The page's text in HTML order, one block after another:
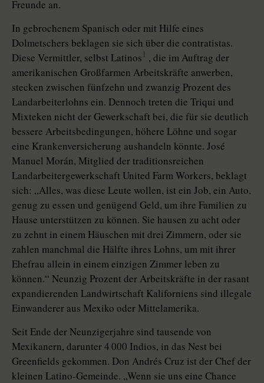
Freunde an.
In gebrochenem Spanisch oder mit Hilfe eines
Dolmetschers beklagen sie sich über die contratistas.
Diese Vermittler, selbst Latinos 1 , die im Auftrag der
amerikanischen Großfarmen Arbeitskräfte anwerben,
stecken zwischen fünfzehn und zwanzig Prozent des
Landarbeiterlohns ein. Dennoch treten die Triqui und
Mixteken nicht der Gewerkschaft bei, die für sie deutlich
bessere Arbeitsbedingungen, höhere Löhne und sogar
eine Krankenversicherung aushandeln könnte. José
Manuel Morán, Mitglied der traditionsreichen
Landarbeitergewerkschaft United Farm Workers, beklagt
sich: „Alles, was diese Leute wollen, ist ein Job, ein Auto,
genug zu essen und genügend Geld, um ihre Familien zu
Hause unterstützen zu können. Sie hausen zu acht oder
zu zehnt in einem Häuschen mit drei Zimmern, oder sie
zahlen manchmal die Hälfte ihres Lohns, um mit ihrer
Ehefrau allein in einem einzigen Zimmer leben zu
können.“ Neunzig Prozent der Arbeitskräfte in der rasant
expandierenden Landwirtschaft Kaliforniens sind illegale
Einwanderer aus Mexiko oder Mittelamerika.
Seit Ende der Neunzigerjahre sind tausende von
Mexikanern, darunter 4 000 Indios, in das Nest bei
Greenfields gekommen. Don Andrés Cruz ist der Chef der
kleinen Latino-Gemeinde. „Wenn sie uns eine Chance